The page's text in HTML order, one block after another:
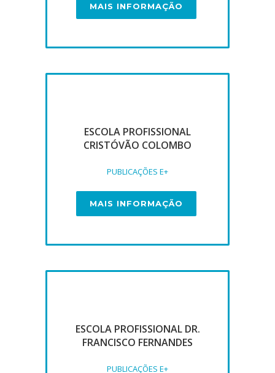
MAIS INFORMAÇÃO
ESCOLA PROFISSIONAL
CRISTÓVÃO COLOMBO
PUBLICAÇÕES E+
MAIS INFORMAÇÃO
ESCOLA PROFISSIONAL DR.
FRANCISCO FERNANDES
PUBLICAÇÕES E+